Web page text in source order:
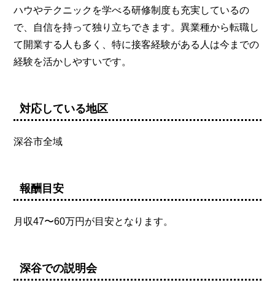
ハウやテクニックを学べる研修制度も充実しているの
で、自信を持って独り立ちできます。異業種から転職し
て開業する人も多く、特に接客経験がある人は今までの
経験を活かしやすいです。
対応している地区
深谷市全域
報酬目安
月収47〜60万円が目安となります。
深谷での説明会